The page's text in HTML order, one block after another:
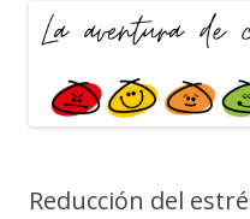
Reducción del